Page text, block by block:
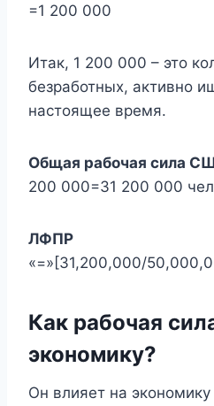
=1 200 000
Итак, 1 200 000 – это
безработных, активно
настоящее время.
Общая рабочая сила
200 000=31 200 000
ЛФПР
«=»[31,200,000/
Как рабочая
экономику?
Он влияет на